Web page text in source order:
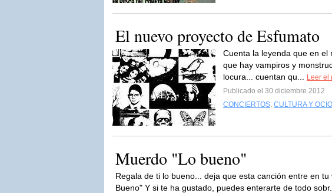
El nuevo proyecto de Esfumato
Cuenta la leyenda que en el
que hay vampiros y
locura... cuentan qu...
Leer el
Publicado el 30 diciembre 2012
CONCIERTOS, CULTURA Y OCIO
Muerdo "Lo bueno"
Regala de ti lo bueno... deja que esta canción entre en
Bueno" Y si te ha gustado, puedes enterarte de todo